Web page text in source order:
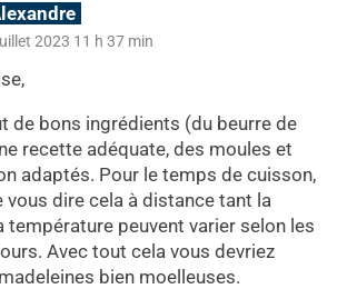
2023 11 h 37 min
de bons ingrédients (du beurre de
recette adéquate, des moules et
adaptés. Pour le temps de cuisson,
vous dire cela à distance tant la
température peuvent varier selon les
Avec tout cela vous devriez
bien moelleuses.